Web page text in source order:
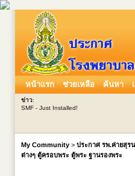
หน้าแรก ช่วยเหลือ ค้นหา
ข่าว:
SMF - Just Installed!
My Community > ประกาศ รพ.ค่ายสุร
ต่างๆ ตู้ครอบพระ ตู้พระ ฐานรองพระ